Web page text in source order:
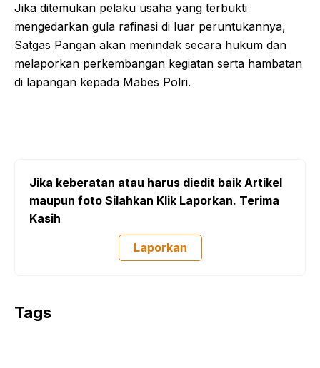
Jika ditemukan pelaku usaha yang terbukti
mengedarkan gula rafinasi di luar peruntukannya,
Satgas Pangan akan menindak secara hukum dan
melaporkan perkembangan kegiatan serta hambatan
di lapangan kepada Mabes Polri.
Jika keberatan atau harus diedit baik Artikel
maupun foto Silahkan Klik Laporkan. Terima
Kasih
Laporkan
Tags